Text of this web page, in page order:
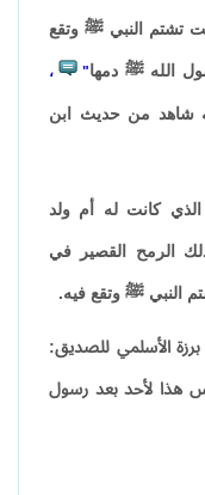
تشتم النبي ﷺ وتقع
الله ﷺ دمها" ،
شاهد من حديث ابن
كانت له أم ولد
ذلك الرمح القصير في
النبي ﷺ وتقع فيه.
الأسلمي للصديق:
هذا لأحد بعد رسول